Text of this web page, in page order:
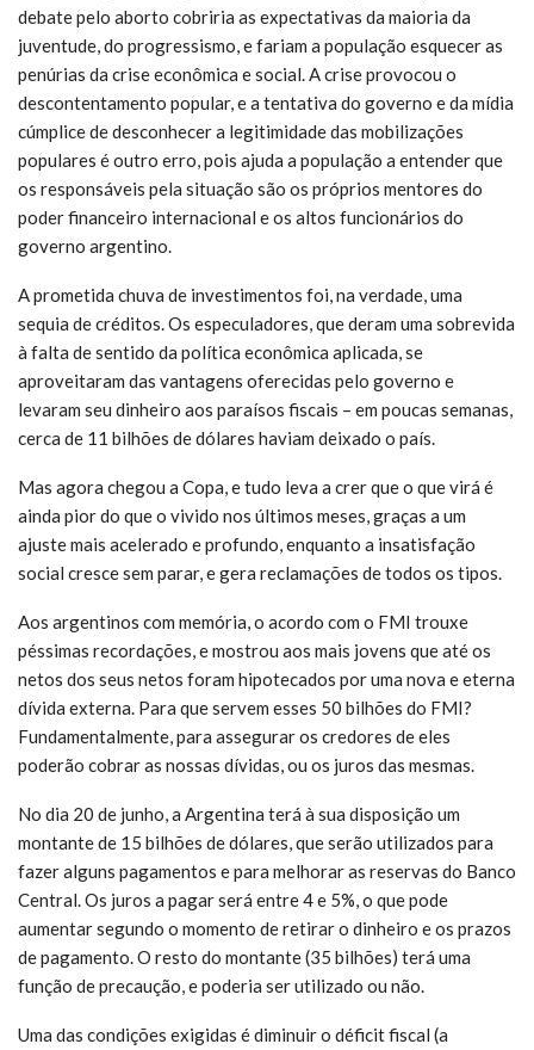
debate pelo aborto cobriria as expectativas da maioria da
juventude, do progressismo, e fariam a população esquecer as
penúrias da crise econômica e social. A crise provocou o
descontentamento popular, e a tentativa do governo e da mídia
cúmplice de desconhecer a legitimidade das mobilizações
populares é outro erro, pois ajuda a população a entender que
os responsáveis pela situação são os próprios mentores do
poder financeiro internacional e os altos funcionários do
governo argentino.
A prometida chuva de investimentos foi, na verdade, uma
sequia de créditos. Os especuladores, que deram uma sobrevida
à falta de sentido da política econômica aplicada, se
aproveitaram das vantagens oferecidas pelo governo e
levaram seu dinheiro aos paraísos fiscais – em poucas semanas,
cerca de 11 bilhões de dólares haviam deixado o país.
Mas agora chegou a Copa, e tudo leva a crer que o que virá é
ainda pior do que o vivido nos últimos meses, graças a um
ajuste mais acelerado e profundo, enquanto a insatisfação
social cresce sem parar, e gera reclamações de todos os tipos.
Aos argentinos com memória, o acordo com o FMI trouxe
péssimas recordações, e mostrou aos mais jovens que até os
netos dos seus netos foram hipotecados por uma nova e eterna
dívida externa. Para que servem esses 50 bilhões do FMI?
Fundamentalmente, para assegurar os credores de eles
poderão cobrar as nossas dívidas, ou os juros das mesmas.
No dia 20 de junho, a Argentina terá à sua disposição um
montante de 15 bilhões de dólares, que serão utilizados para
fazer alguns pagamentos e para melhorar as reservas do Banco
Central. Os juros a pagar será entre 4 e 5%, o que pode
aumentar segundo o momento de retirar o dinheiro e os prazos
de pagamento. O resto do montante (35 bilhões) terá uma
função de precaução, e poderia ser utilizado ou não.
Uma das condições exigidas é diminuir o déficit fiscal (a